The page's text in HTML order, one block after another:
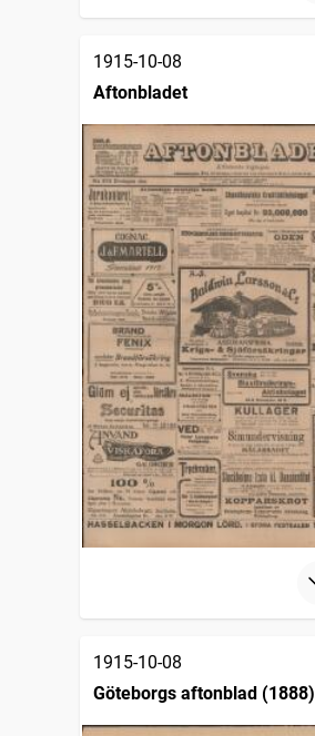
1915-10-08
Aftonbladet
1915-10-08
Göteborgs aftonblad (1888)